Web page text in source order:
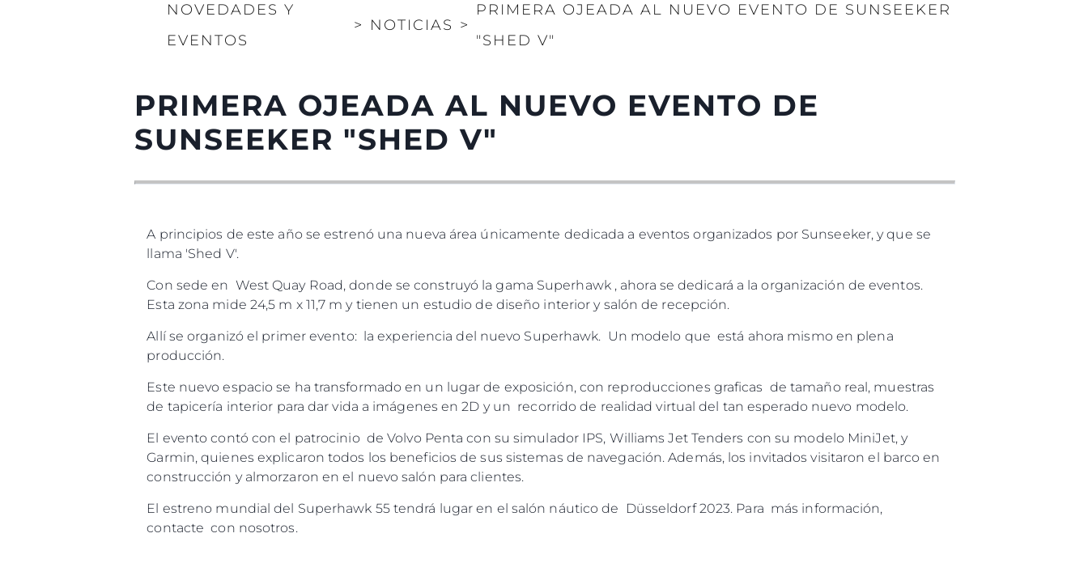
NOVEDADES Y
EVENTOS
> NOTICIAS >
PRIMERA OJEADA AL NUEVO EVENTO DE SUNSEEKER
"SHED V"
PRIMERA OJEADA AL NUEVO EVENTO DE
SUNSEEKER "SHED V"
A principios de este año se estrenó una nueva área únicamente dedicada a eventos organizados por Sunseeker, y que se
llama 'Shed V'.
Con sede en West Quay Road, donde se construyó la gama Superhawk , ahora se dedicará a la organización de eventos.
Esta zona mide 24,5 m x 11,7 m y tienen un estudio de diseño interior y salón de recepción.
Allí se organizó el primer evento: la experiencia del nuevo Superhawk. Un modelo que está ahora mismo en plena
producción.
Este nuevo espacio se ha transformado en un lugar de exposición, con reproducciones graficas de tamaño real, muestras
de tapicería interior para dar vida a imágenes en 2D y un recorrido de realidad virtual del tan esperado nuevo modelo.
El evento contó con el patrocinio de Volvo Penta con su simulador IPS, Williams Jet Tenders con su modelo MiniJet, y
Garmin, quienes explicaron todos los beneficios de sus sistemas de navegación. Además, los invitados visitaron el barco en
construcción y almorzaron en el nuevo salón para clientes.
El estreno mundial del Superhawk 55 tendrá lugar en el salón náutico de Düsseldorf 2023. Para más información,
contacte con nosotros.